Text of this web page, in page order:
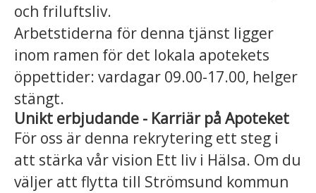
och friluftsliv.
Arbetstiderna för denna tjänst ligger
inom ramen för det lokala apotekets
öppettider: vardagar 09.00-17.00, helger
stängt.
Unikt erbjudande - Karriär på Apoteket
För oss är denna rekrytering ett steg i
att stärka vår vision Ett liv i Hälsa. Om du
väljer att flytta till Strömsund kommun